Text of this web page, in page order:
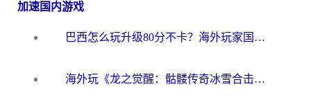
加速国内游戏
巴西怎么玩升级80分不卡？海外玩家国服游戏加速器终极指南（附避坑技巧）
海外玩《龙之觉醒：骷髅传奇冰雪合击》延迟高？这篇指南帮你解决卡顿烦恼！